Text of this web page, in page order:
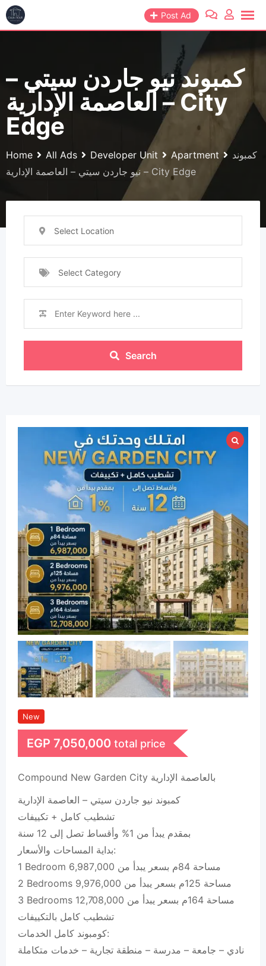
Skip
to
Post Ad
كمبوند نيو جاردن سيتي –
العاصمة الإدارية – City
Edge
Home All Ads Developer Unit Apartment
كمبوند
نيو جاردن سيتي – العاصمة الإدارية – City Edge
Select Location
Select Category
Search
New
EGP 7,050,000 total price
Compound New Garden City بالعاصمة الإدارية
كمبوند نيو جاردن سيتي – العاصمة الإدارية
تشطيب كامل + تكييفات
بمقدم يبدأ من 1% وأقساط تصل إلى 12 سنة
بداية المساحات والأسعار:
1 Bedroom مساحة 84م بسعر يبدأ من 6,987,000
2 Bedrooms مساحة 125م بسعر يبدأ من 9,976,000
3 Bedrooms مساحة 164م بسعر يبدأ من 12,708,000
تشطيب كامل بالتكييفات
كومبوند كامل الخدمات:
نادي – جامعة – مدرسة – منطقة تجارية – خدمات متكاملة